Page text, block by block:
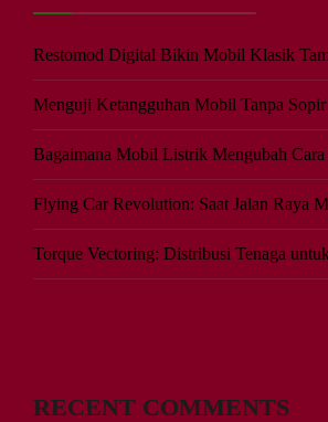
Restomod Digital Bikin Mobil Klasik
Menguji Ketangguhan Mobil Tanpa Sopir
Bagaimana Mobil Listrik Mengubah
Flying Car Revolution: Saat Jalan Raya
Torque Vectoring: Distribusi Tenaga
RECENT COMMENTS